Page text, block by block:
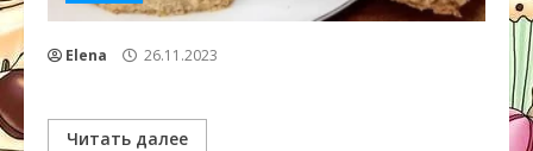
Elena 26.11.2023
Читать далее